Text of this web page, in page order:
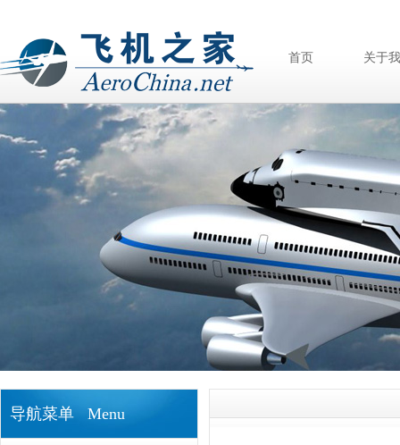
首页 关于
导航菜单 Menu